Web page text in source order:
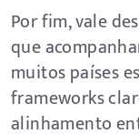
Por fim, vale
que
muitos países
frameworks
alinhamento